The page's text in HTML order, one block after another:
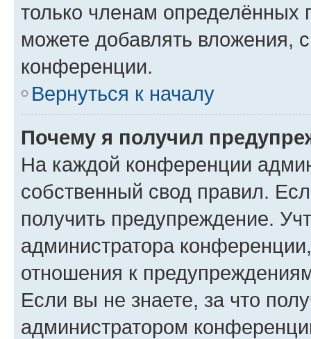
только членам определённых
можете добавлять вложения,
конференции.
Вернуться к началу
Почему я получил
На каждой конференции
собственный свод правил.
получить предупреждение.
администратора
отношения к
Если вы не знаете, за что
администратором